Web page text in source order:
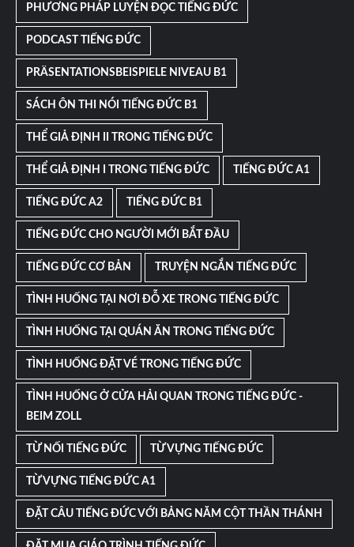
PHƯƠNG PHÁP LUYỆN ĐỌC TIẾNG ĐỨC
PODCAST TIẾNG ĐỨC
PRÄSENTATIONSBEISPIELE NIVEAU B1
SÁCH ÔN THI NÓI TIẾNG ĐỨC B1
THỂ GIẢ ĐỊNH II TRONG TIẾNG ĐỨC
THỂ GIẢ ĐỊNH I TRONG TIẾNG ĐỨC TIẾNG ĐỨC A1
TIẾNG ĐỨC A2 TIẾNG ĐỨC B1
TIẾNG ĐỨC CHO NGƯỜI MỚI BẮT ĐẦU
TIẾNG ĐỨC CƠ BẢN TRUYỆN NGẮN TIẾNG ĐỨC
TÌNH HUỐNG TẠI NƠI ĐỖ XE TRONG TIẾNG ĐỨC
TÌNH HUỐNG TẠI QUÁN ĂN TRONG TIẾNG ĐỨC
TÌNH HUỐNG ĐẶT VÉ TRONG TIẾNG ĐỨC
TÌNH HUỐNG Ở CỬA HẢI QUAN TRONG TIẾNG ĐỨC -
BEIM ZOLL
TỪ NỐI TIẾNG ĐỨC TỪ VỰNG TIẾNG ĐỨC
TỪ VỰNG TIẾNG ĐỨC A1
ĐẶT CÂU TIẾNG ĐỨC VỚI BẢNG NĂM CỘT THẦN THÁNH